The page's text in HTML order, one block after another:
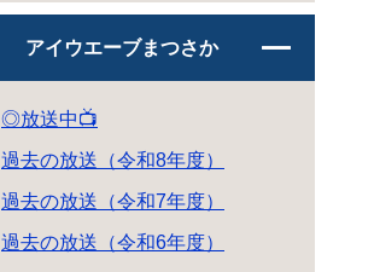
アイウエーブまつさか
◎放送中📺
過去の放送（令和8年度）
過去の放送（令和7年度）
過去の放送（令和6年度）